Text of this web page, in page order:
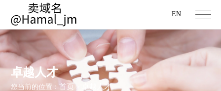
EN
卓越人才
您当前的位置：首页 > 卓越人才